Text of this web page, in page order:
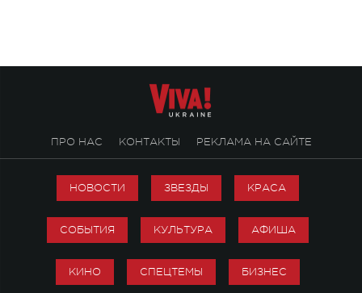
ПРО НАС КОНТАКТЫ РЕКЛАМА НА САЙТЕ
НОВОСТИ ЗВЕЗДЫ КРАСА
СОБЫТИЯ КУЛЬТУРА АФИША
КИНО СПЕЦТЕМЫ БИЗНЕС